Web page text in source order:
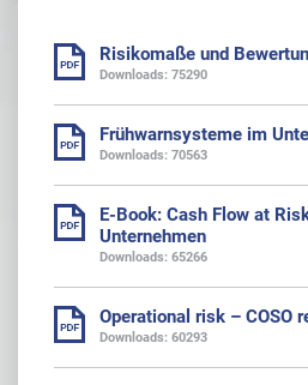
Risikomaße und
Downloads: 75290
Frühwarnsysteme im
Downloads: 70563
E-Book: Cash Flow at
Unternehmen
Downloads: 65266
Operational risk – COSO
Downloads: 60293